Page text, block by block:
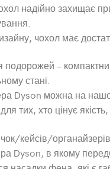
надійно захищає
чохол має
–
стані.
Dyson можна на
тих, хто цінує
кейсів/
Dyson, в якому